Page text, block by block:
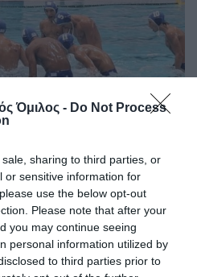
Όμιλος - Do Not Process
sharing to third parties, or
or sensitive information for
use the below opt-out
Please note that after your
you may continue seeing
personal information utilized by
to third parties prior to
την Εθνική με
πήρε τη νίκη κόντρα στην
του Παναθηναϊκού στη
Παναγιώτη Καρατζά.
ΑΝΔΡΩΝ